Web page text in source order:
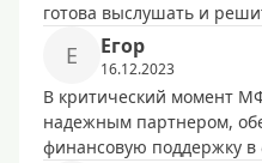
готова выслушать и
Е Егор
16.12.2023
В критический момент
надежным партнером,
финансовую поддержку в